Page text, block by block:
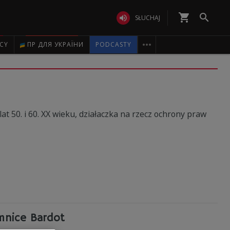
 SŁUCHAJ shopping_cart 
ПР ДЛЯ УКРАЇНИ PODCASTY 
i 60. XX wieku, działaczka na rzecz ochrony praw
Bardot